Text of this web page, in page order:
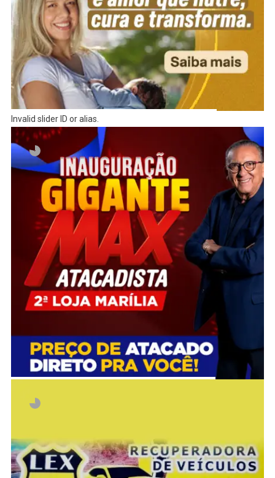
Invalid slider ID or alias.